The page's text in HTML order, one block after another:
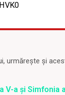
urmărește și
V-a și Simfonia